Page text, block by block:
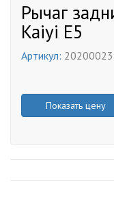
Рычаг
Kaiyi E5
Артикул:
Показать цену